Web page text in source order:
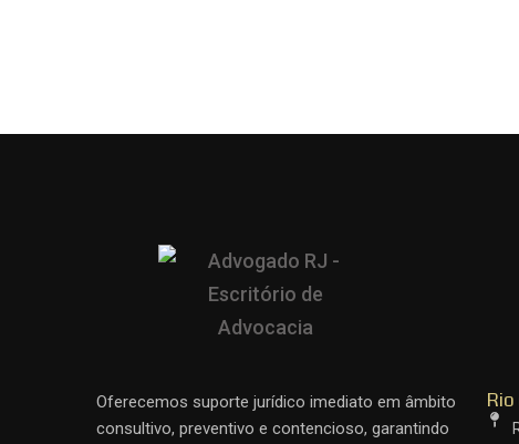
Oferecemos suporte jurídico imediato em âmbito
consultivo, preventivo e contencioso, garantindo